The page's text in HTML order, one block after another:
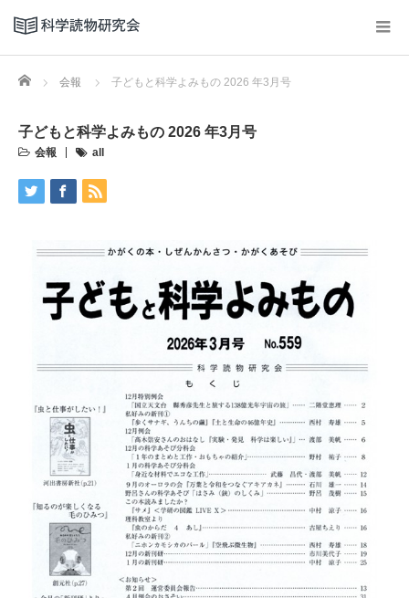
Home 会報 子どもと科学よみもの 2026 年3月号
子どもと科学よみもの 2026 年3月号
会報 all